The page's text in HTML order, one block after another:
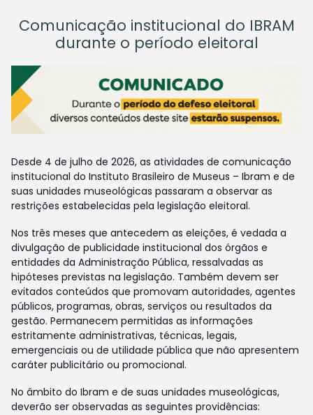
Comunicação institucional do IBRAM
durante o período eleitoral
Desde 4 de julho de 2026, as atividades de comunicação
institucional do Instituto Brasileiro de Museus – Ibram e de
suas unidades museológicas passaram a observar as
restrições estabelecidas pela legislação eleitoral.
Nos três meses que antecedem as eleições, é vedada a
divulgação de publicidade institucional dos órgãos e
entidades da Administração Pública, ressalvadas as
hipóteses previstas na legislação. Também devem ser
evitados conteúdos que promovam autoridades, agentes
públicos, programas, obras, serviços ou resultados da
gestão. Permanecem permitidas as informações
estritamente administrativas, técnicas, legais,
emergenciais ou de utilidade pública que não apresentem
caráter publicitário ou promocional.
No âmbito do Ibram e de suas unidades museológicas,
deverão ser observadas as seguintes providências: